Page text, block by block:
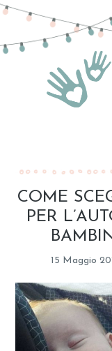
COME
PER
15 Maggio